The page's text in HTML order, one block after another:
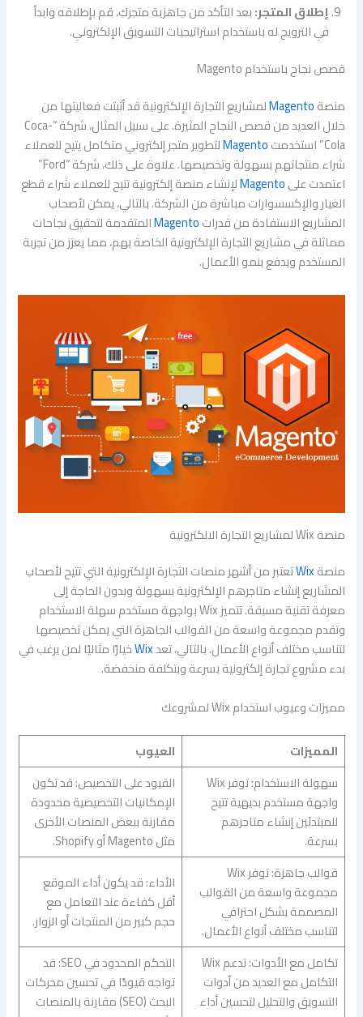
إطلاق المتجر:بعد التأكد من جاهزية متجرك، قم بإطلاقه وابدأ
في الترويج له باستخدام استراتيجيات التسويق الإلكتروني.
قصص نجاح باستخدام Magento
منصةMagentoلمشاريع التجارة الإلكترونية قد أثبتت فعاليتها من
خلال العديد من قصص النجاح المثيرة. على سبيل المثال، شركة “Coca-
Cola” استخدمت
Magentoلتطوير متجر إلكتروني متكامل يتيح للعملاء
شراء منتجاتهم بسهولة وتخصيصها. علاوة على ذلك، شركة “Ford”
اعتمدت علىMagentoلإنشاء منصة إلكترونية تتيح للعملاء شراء قطع
الغيار والإكسسوارات مباشرة من الشركة. بالتالي، يمكن لأصحاب
المشاريع الاستفادة من قدراتMagentoالمتقدمة لتحقيق نجاحات
مماثلة في مشاريع التجارة الإلكترونية الخاصة بهم، مما يعزز من تجربة
المستخدم ويدفع بنمو الأعمال.
منصة Wix لمشاريع التجارة الالكترونية
منصةWixتعتبر من أشهر منصات التجارة الإلكترونية التي تتيح لأصحاب
المشاريع إنشاء متاجرهم الإلكترونية بسهولة وبدون الحاجة إلى
معرفة تقنية مسبقة. تتميز Wix بواجهة مستخدم سهلة الاستخدام
وتقدم مجموعة واسعة من القوالب الجاهزة التي يمكن تخصيصها
لتناسب مختلف أنواع الأعمال. بالتالي، تعدWixخيارًا مثاليًا لمن يرغب في
بدء مشروع تجارة إلكترونية بسرعة وبتكلفة منخفضة.
مميزات وعيوب استخدام Wix لمشروعك
المميزات
العيوب
سهولة الاستخدام: توفر Wix
واجهة مستخدم بديهية تتيح
للمبتدئين إنشاء متاجرهم
بسرعة.
القيود على التخصيص: قد تكون
الإمكانيات التخصيصية محدودة
مقارنة ببعض المنصات الأخرى
مثل Magento أو Shopify.
قوالب جاهزة: توفر Wix
مجموعة واسعة من القوالب
المصممة بشكل احترافي
لتناسب مختلف أنواع الأعمال.
الأداء: قد يكون أداء الموقع
أقل كفاءة عند التعامل مع
حجم كبير من المنتجات أو الزوار.
تكامل مع الأدوات: تدعم Wix
التكامل مع العديد من أدوات
التسويق والتحليل لتحسين أداء
التحكم المحدود في SEO: قد
تواجه قيودًا في تحسين محركات
البحث (SEO) مقارنة بالمنصات